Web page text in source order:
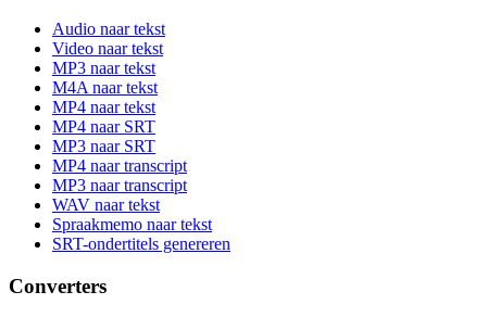
Audio naar tekst
Video naar tekst
MP3 naar tekst
M4A naar tekst
MP4 naar tekst
MP4 naar SRT
MP3 naar SRT
MP4 naar transcript
MP3 naar transcript
WAV naar tekst
Spraakmemo naar tekst
SRT-ondertitels genereren
Converters